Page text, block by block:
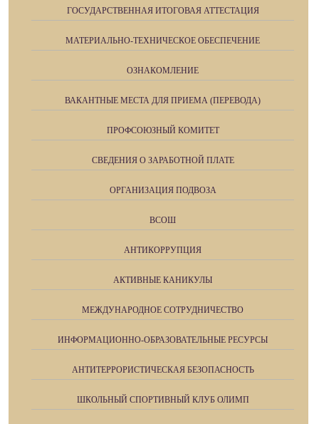
ГОСУДАРСТВЕННАЯ ИТОГОВАЯ АТТЕСТАЦИЯ
МАТЕРИАЛЬНО-ТЕХНИЧЕСКОЕ ОБЕСПЕЧЕНИЕ
ОЗНАКОМЛЕНИЕ
ВАКАНТНЫЕ МЕСТА ДЛЯ ПРИЕМА (ПЕРЕВОДА)
ПРОФСОЮЗНЫЙ КОМИТЕТ
СВЕДЕНИЯ О ЗАРАБОТНОЙ ПЛАТЕ
ОРГАНИЗАЦИЯ ПОДВОЗА
ВСОШ
АНТИКОРРУПЦИЯ
АКТИВНЫЕ КАНИКУЛЫ
МЕЖДУНАРОДНОЕ СОТРУДНИЧЕСТВО
ИНФОРМАЦИОННО-ОБРАЗОВАТЕЛЬНЫЕ РЕСУРСЫ
АНТИТЕРРОРИСТИЧЕСКАЯ БЕЗОПАСНОСТЬ
ШКОЛЬНЫЙ СПОРТИВНЫЙ КЛУБ ОЛИМП